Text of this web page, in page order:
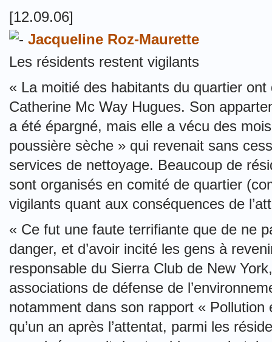
[12.09.06]
Jacqueline Roz-Maurette
Les résidents restent vigilants
« La moitié des habitants du quartier
Catherine Mc Way Hugues. Son
a été épargné, mais elle a vécu des
poussière sèche » qui revenait sans
services de nettoyage. Beaucoup de
sont organisés en comité de quartier
vigilants quant aux conséquences de
« Ce fut une faute terrifiante que de ne
danger, et d’avoir incité les gens à
responsable du Sierra Club de New
associations de défense de
notamment dans son rapport «
qu’un an après l’attentat, parmi les